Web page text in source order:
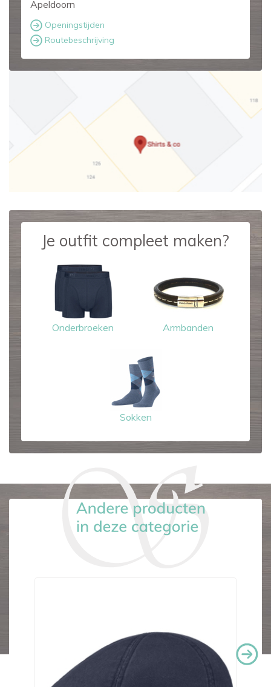
Apeldoorn
Openingstijden
Routebeschrijving
Je outfit compleet maken?
Onderbroeken Armbanden
Sokken